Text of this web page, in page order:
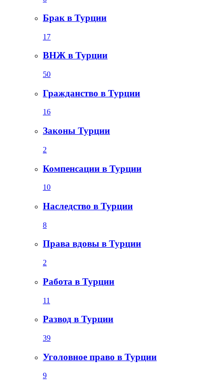
Брак в Турции
17
ВНЖ в Турции
50
Гражданство в Турции
16
Законы Турции
2
Компенсации в Турции
10
Наследство в Турции
8
Права вдовы в Турции
2
Работа в Турции
11
Развод в Турции
39
Уголовное право в Турции
9